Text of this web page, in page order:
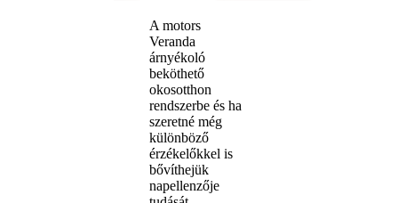
A motors
Veranda
árnyékoló
beköthető
okosotthon
rendszerbe és ha
szeretné még
különböző
érzékelőkkel is
bővíthejük
napellenzője